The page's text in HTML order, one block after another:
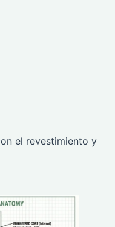
el revestimiento y